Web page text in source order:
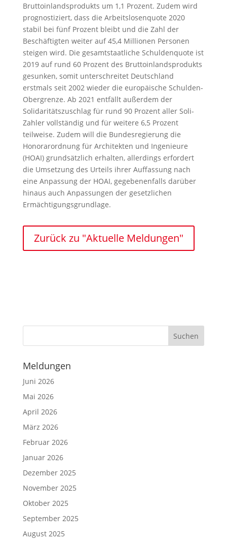
Bruttoinlandsprodukts um 1,1 Prozent. Zudem wird
prognostiziert, dass die Arbeitslosenquote 2020
stabil bei fünf Prozent bleibt und die Zahl der
Beschäftigten weiter auf 45,4 Millionen Personen
steigen wird. Die gesamtstaatliche Schuldenquote ist
2019 auf rund 60 Prozent des Bruttoinlandsprodukts
gesunken, somit unterschreitet Deutschland
erstmals seit 2002 wieder die europäische Schulden-
Obergrenze. Ab 2021 entfällt außerdem der
Solidaritätszuschlag für rund 90 Prozent aller Soli-
Zahler vollständig und für weitere 6,5 Prozent
teilweise. Zudem will die Bundesregierung die
Honorarordnung für Architekten und Ingenieure
(HOAI) grundsätzlich erhalten, allerdings erfordert
die Umsetzung des Urteils ihrer Auffassung nach
eine Anpassung der HOAI, gegebenenfalls darüber
hinaus auch Anpassungen der gesetzlichen
Ermächtigungsgrundlage.
Zurück zu "Aktuelle Meldungen"
Meldungen
Juni 2026
Mai 2026
April 2026
März 2026
Februar 2026
Januar 2026
Dezember 2025
November 2025
Oktober 2025
September 2025
August 2025